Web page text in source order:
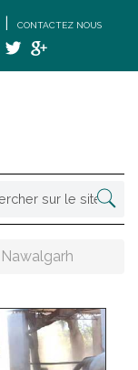
CONTACTEZ NOUS
Nawalgarh